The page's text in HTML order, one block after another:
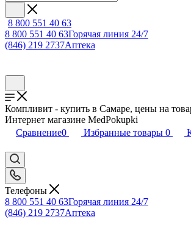
8 800 551 40 63
8 800 551 40 63Горячая линия 24/7
(846) 219 2737Аптека
Компливит - купить в Самаре, цены на
Интернет магазине MedPokupki
Сравнение0 Избранные товары 0
Телефоны
8 800 551 40 63Горячая линия 24/7
(846) 219 2737Аптека